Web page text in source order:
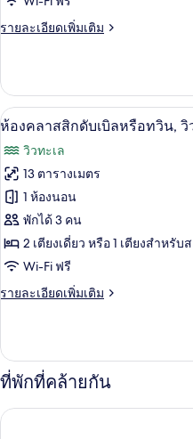
หรือ
ทวิน
รายละเอียดเพิ่มเติม
ราย
เกี่ยว
กับ
ห้อง
หรือ
ทวิ
น
(village)
เปิด
ภาพถ่าย
ทั้งหมด
ของ
ห้อง
คลาส
สิ
กดับเบิล
ทวิน,
วิว
ทะเล
7
ห้องคลาสสิกดับเบิลหรือทวิน, วิ
วิวทะเล
13 ตารางเมตร
1 ห้องนอน
พักได้ 3 คน
2 เตียงเดี่ยว หรือ 1 เตียงสำหรับ
Wi-Fi ฟรี
รายละเอียดเพิ่มเติม
ราย
เกี่ยว
กับ
ห้อง
คลาส
สิ
ที่พักที่คล้ายกัน
La Flore